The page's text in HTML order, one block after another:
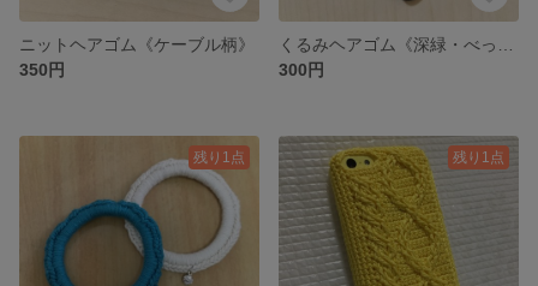
ニットヘアゴム《ケーブル柄》
350円
300円
残り1点 残り1点